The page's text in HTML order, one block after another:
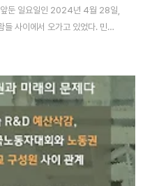
둔 일요일인 2024년 4월 28일,
사이에서 오가고 있었다. 민주
주노동자센터가 공동주최한 에 참
께하였다. 왜 이주노동자들은 5
했을까? 그 대답은 이날 집회에
동자들은 대부분 일하기 때문에 쉬